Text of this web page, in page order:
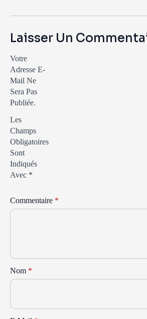
Laisser Un
Votre
Adresse E-
Mail Ne
Sera Pas
Publiée.
Les
Champs
Obligatoires
Sont
Indiqués
Avec *
Commentaire *
Nom *